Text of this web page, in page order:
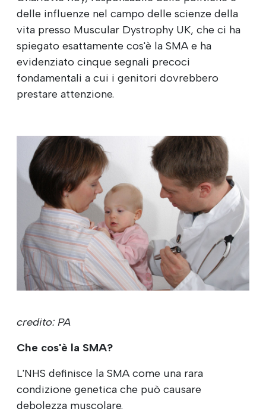
delle influenze nel campo delle scienze della
vita presso Muscular Dystrophy UK, che ci ha
spiegato esattamente cos'è la SMA e ha
evidenziato cinque segnali precoci
fondamentali a cui i genitori dovrebbero
prestare attenzione.
credito: PA
Che cos'è la SMA?
L'NHS definisce la SMA come una rara
condizione genetica che può causare
debolezza muscolare.